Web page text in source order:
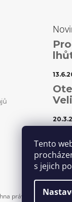
Tento
s jejich
práva vyhrazena.